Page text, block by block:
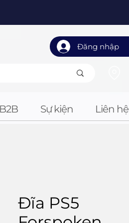
Đăng nhập
B2B Sự kiện Liên hệ
Đĩa PS5